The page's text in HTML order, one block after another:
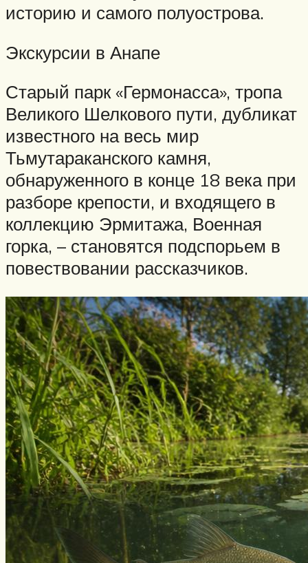
историю и самого полуострова.
Экскурсии в Анапе
Старый парк «Гермонасса», тропа
Великого Шелкового пути, дубликат
известного на весь мир
Тьмутараканского камня,
обнаруженного в конце 18 века при
разборе крепости, и входящего в
коллекцию Эрмитажа, Военная
горка, – становятся подспорьем в
повествовании рассказчиков.